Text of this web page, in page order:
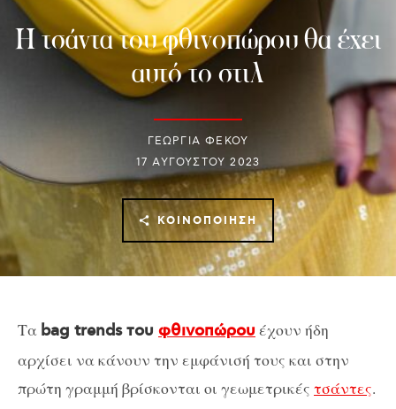
H τσάντα του φθινοπώρου θα έχει
αυτό το στιλ
ΓΕΩΡΓΙΑ ΦΕΚΟΥ
17 ΑΥΓΟΎΣΤΟΥ 2023
ΚΟΙΝΟΠΟΊΗΣΗ
Τα bag trends του φθινοπώρου έχουν ήδη
αρχίσει να κάνουν την εμφάνισή τους και στην
πρώτη γραμμή βρίσκονται οι γεωμετρικές τσάντες.